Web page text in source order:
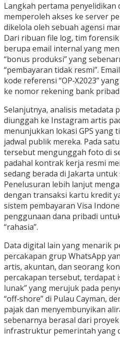
Langkah pertama penyelidikan
memperoleh akses ke server
dikelola oleh sebuah agensi
Dari ribuan file log, tim
berupa email internal yang
“bonus produksi” yang
“pembayaran tidak resmi”.
kode referensi “OP‑X2023”
ke nomor rekening bank
Selanjutnya, analisis metadata
diunggah ke Instagram artis
menunjukkan lokasi GPS yang
jadwal publik mereka. Pada
tersebut mengunggah foto di
padahal kontrak kerja resmi
sedang berada di Jakarta
Penelusuran lebih lanjut
dengan transaksi kartu kredit
sistem pembayaran Visa
penggunaan dana pribadi
“rahasia”.
Data digital lain yang menarik
percakapan grup WhatsApp
artis, akuntan, dan seorang
percakapan tersebut, terdapat
lunak” yang merujuk pada
“off‑shore” di Pulau Cayman,
pajak dan menyembunyikan
sebenarnya berasal dari
infrastruktur pemerintah yang